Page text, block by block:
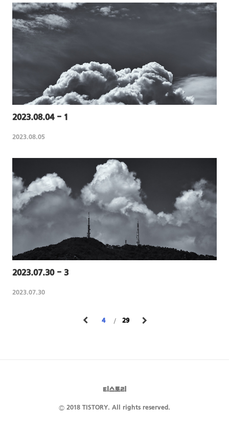
2023.08.04 - 1
2023.08.05
2023.07.30 - 3
2023.07.30
4 29
티스토리
© 2018 TISTORY. All rights reserved.